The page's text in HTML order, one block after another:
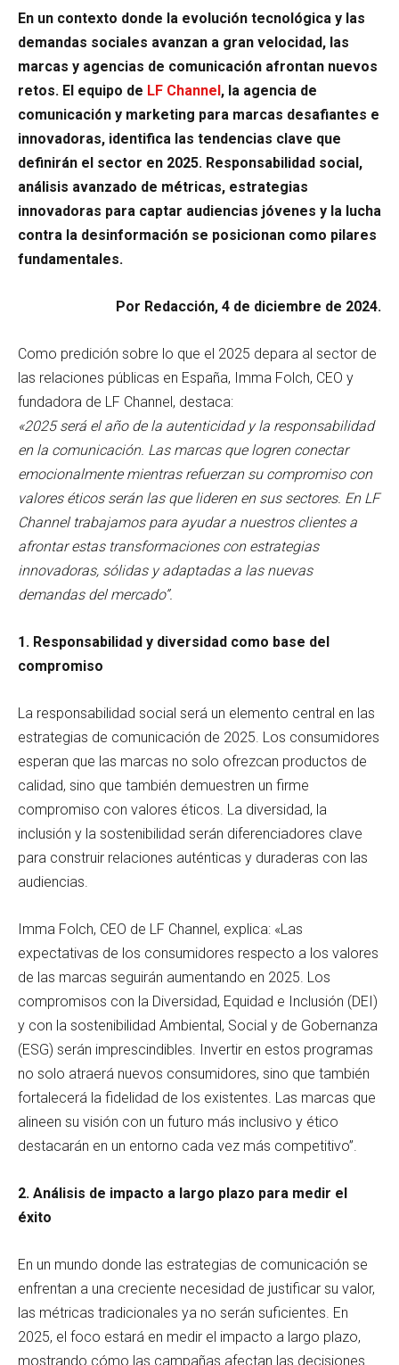
En un contexto donde la evolución tecnológica y las
demandas sociales avanzan a gran velocidad, las
marcas y agencias de comunicación afrontan nuevos
retos. El equipo de LF Channel, la agencia de
comunicación y marketing para marcas desafiantes e
innovadoras, identifica las tendencias clave que
definirán el sector en 2025. Responsabilidad social,
análisis avanzado de métricas, estrategias
innovadoras para captar audiencias jóvenes y la lucha
contra la desinformación se posicionan como pilares
fundamentales.
Por Redacción, 4 de diciembre de 2024.
Como predición sobre lo que el 2025 depara al sector de
las relaciones públicas en España, Imma Folch, CEO y
fundadora de LF Channel, destaca:
«2025 será el año de la autenticidad y la responsabilidad
en la comunicación. Las marcas que logren conectar
emocionalmente mientras refuerzan su compromiso con
valores éticos serán las que lideren en sus sectores. En LF
Channel trabajamos para ayudar a nuestros clientes a
afrontar estas transformaciones con estrategias
innovadoras, sólidas y adaptadas a las nuevas
demandas del mercado”.
1. Responsabilidad y diversidad como base del
compromiso
La responsabilidad social será un elemento central en las
estrategias de comunicación de 2025. Los consumidores
esperan que las marcas no solo ofrezcan productos de
calidad, sino que también demuestren un firme
compromiso con valores éticos. La diversidad, la
inclusión y la sostenibilidad serán diferenciadores clave
para construir relaciones auténticas y duraderas con las
audiencias.
Imma Folch, CEO de LF Channel, explica: «Las
expectativas de los consumidores respecto a los valores
de las marcas seguirán aumentando en 2025. Los
compromisos con la Diversidad, Equidad e Inclusión (DEI)
y con la sostenibilidad Ambiental, Social y de Gobernanza
(ESG) serán imprescindibles. Invertir en estos programas
no solo atraerá nuevos consumidores, sino que también
fortalecerá la fidelidad de los existentes. Las marcas que
alineen su visión con un futuro más inclusivo y ético
destacarán en un entorno cada vez más competitivo”.
2. Análisis de impacto a largo plazo para medir el
éxito
En un mundo donde las estrategias de comunicación se
enfrentan a una creciente necesidad de justificar su valor,
las métricas tradicionales ya no serán suficientes. En
2025, el foco estará en medir el impacto a largo plazo,
mostrando cómo las campañas afectan las decisiones